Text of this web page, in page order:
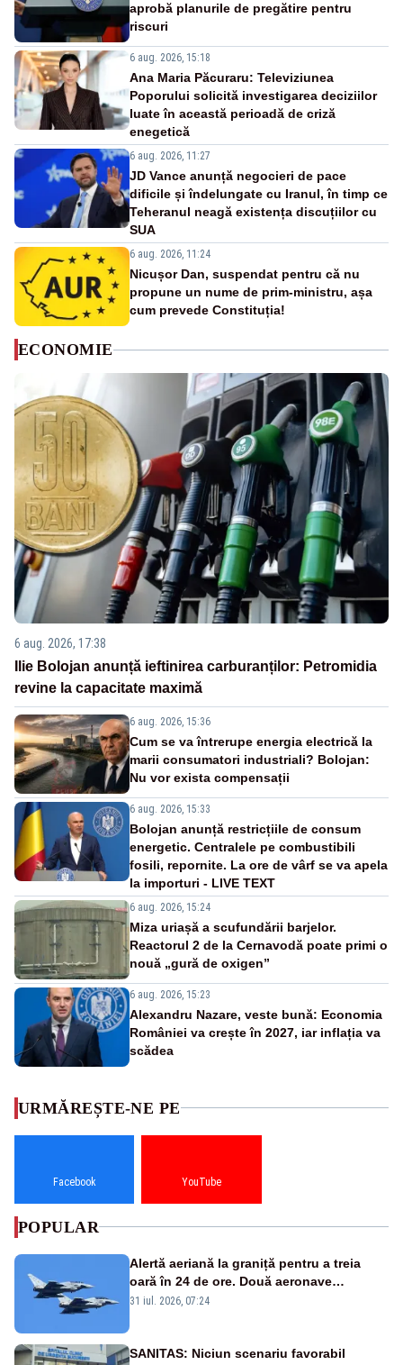
aprobă planurile de pregătire pentru
riscuri
6 aug. 2026, 15:18
Ana Maria Păcuraru: Televiziunea
Poporului solicită investigarea deciziilor
luate în această perioadă de criză
enegetică
6 aug. 2026, 11:27
JD Vance anunță negocieri de pace
dificile și îndelungate cu Iranul, în timp ce
Teheranul neagă existența discuțiilor cu
SUA
6 aug. 2026, 11:24
Nicușor Dan, suspendat pentru că nu
propune un nume de prim-ministru, așa
cum prevede Constituția!
ECONOMIE
6 aug. 2026, 17:38
Ilie Bolojan anunță ieftinirea carburanților: Petromidia
revine la capacitate maximă
6 aug. 2026, 15:36
Cum se va întrerupe energia electrică la
marii consumatori industriali? Bolojan:
Nu vor exista compensații
6 aug. 2026, 15:33
Bolojan anunță restricțiile de consum
energetic. Centralele pe combustibili
fosili, repornite. La ore de vârf se va apela
la importuri - LIVE TEXT
6 aug. 2026, 15:24
Miza uriașă a scufundării barjelor.
Reactorul 2 de la Cernavodă poate primi o
nouă „gură de oxigen”
6 aug. 2026, 15:23
Alexandru Nazare, veste bună: Economia
României va crește în 2027, iar inflația va
scădea
URMĂREȘTE-NE PE
Facebook YouTube
POPULAR
Alertă aeriană la graniță pentru a treia
oară în 24 de ore. Două aeronave
Eurofighter britanice au fost ridicate de la
31 iul. 2026, 07:24
SANITAS: Niciun scenariu favorabil